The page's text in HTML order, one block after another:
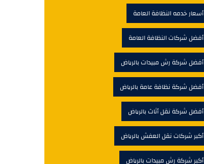
أسعار خدمه النظافة العامة
أفضل شركات النظافة العامة
أفضل شركة رش مبيدات بالرياض
أفضل شركة نظافة عامة بالرياض
أفضل شركة نقل أثاث بالرياض
أكبر شركات نقل العفش بالرياض
أكبر شركة رش مبيدات بالرياض